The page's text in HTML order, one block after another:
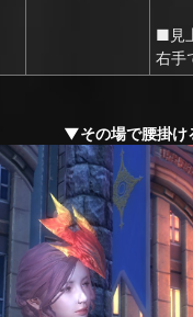
■見
右手
▼その場で腰掛